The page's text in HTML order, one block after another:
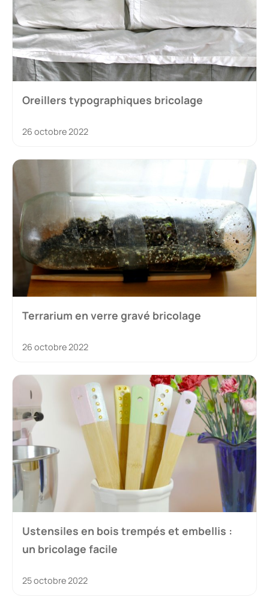
Oreillers typographiques bricolage
26 octobre 2022
Terrarium en verre gravé bricolage
26 octobre 2022
Ustensiles en bois trempés et embellis :
un bricolage facile
25 octobre 2022